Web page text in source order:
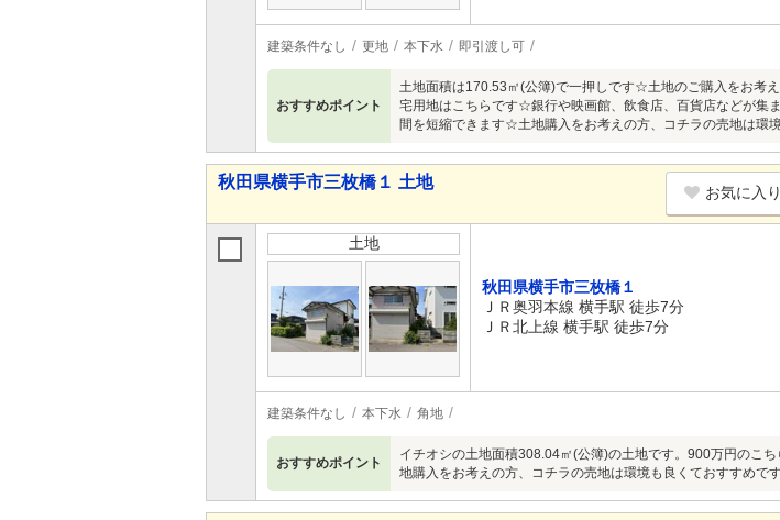
建築条件なし 更地 本下水 即引渡し可
おすすめポイント
土地面積は170.53㎡(公簿)で一押しです☆土地のご購入をお考
宅用地はこちらです☆銀行や映画館、飲食店、百貨店などが集
間を短縮できます☆土地購入をお考えの方、コチラの売地は
秋田県横手市三枚橋１ 土地
お気に入
土地
秋田県横手市三枚橋１
ＪＲ奥羽本線 横手駅 徒歩7分
ＪＲ北上線 横手駅 徒歩7分
建築条件なし 本下水 角地
おすすめポイント
イチオシの土地面積308.04㎡(公簿)の土地です。900万円のこ
地購入をお考えの方、コチラの売地は環境も良くておすすめで